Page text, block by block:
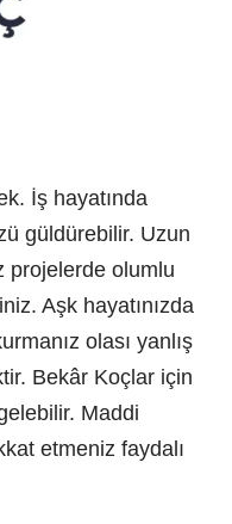
İş hayatında
güldürebilir. Uzun
projelerde olumlu
Aşk hayatınızda
olası yanlış
Bekâr Koçlar için
Maddi
etmeniz faydalı